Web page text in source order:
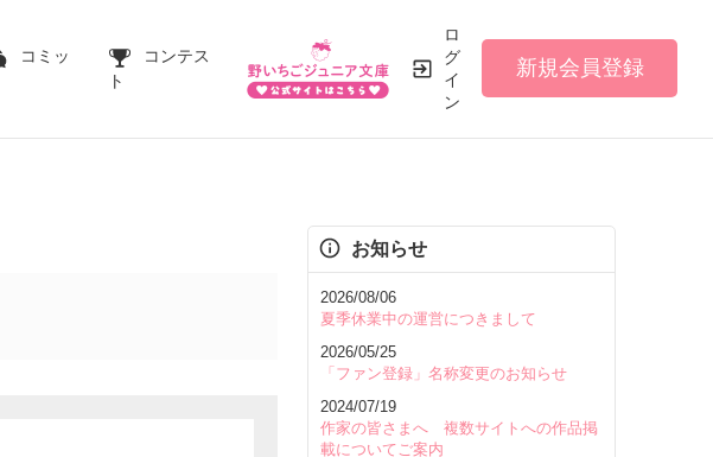
コミッ
コンテス
ト
ロ
グ
イ
ン
新規会員登録
お知らせ
2026/08/06
夏季休業中の運営につきまして
2026/05/25
「ファン登録」名称変更のお知らせ
2024/07/19
作家の皆さまへ 複数サイトへの作品掲
載についてご案内